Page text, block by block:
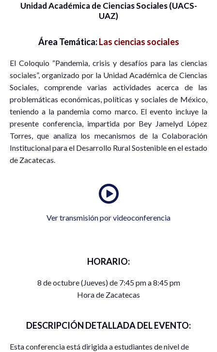
Unidad Académica de Ciencias Sociales (UACS-
UAZ)
Área Temática:Las ciencias sociales
El Coloquio “Pandemia, crisis y desafíos para las ciencias
sociales”, organizado por la Unidad Académica de Ciencias
Sociales, comprende varias actividades acerca de las
problemáticas económicas, políticas y sociales de México,
teniendo a la pandemia como marco. El evento incluye la
presente conferencia, impartida por Bey Jamelyd López
Torres, que analiza los mecanismos de la Colaboración
Institucional para el Desarrollo Rural Sostenible en el estado
de Zacatecas.
Ver transmisión por videoconferencia
HORARIO:
8 de octubre (Jueves) de 7:45 pm a 8:45 pm
Hora de Zacatecas
DESCRIPCIÓN DETALLADA DEL EVENTO:
Esta conferencia está dirigida a estudiantes de nivel de